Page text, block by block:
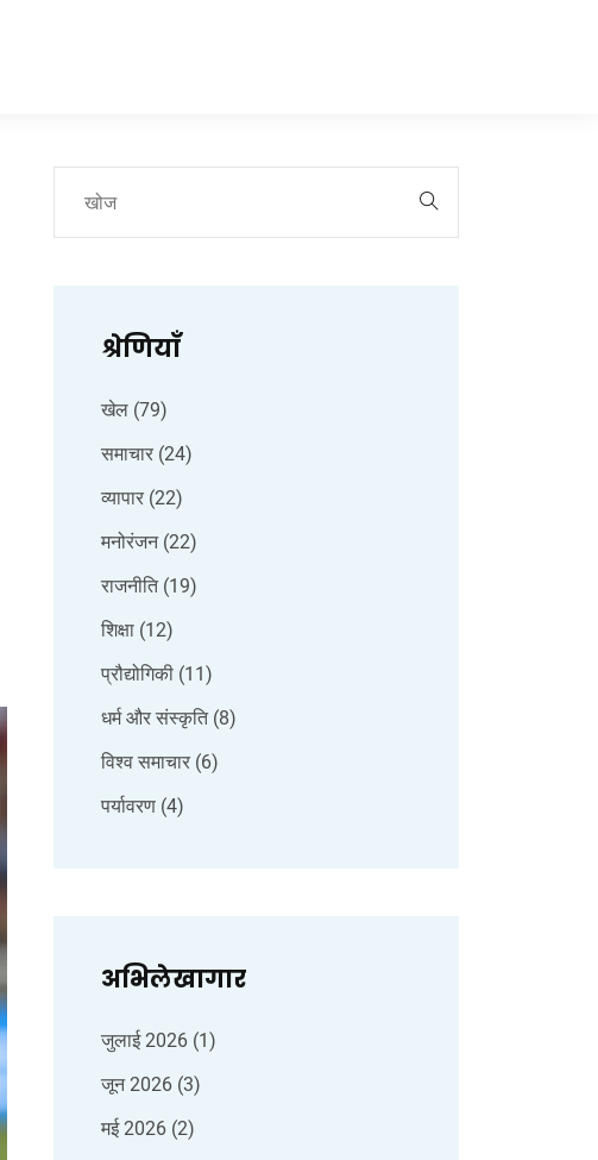
श्रेणियाँ
खेल (79)
समाचार (24)
व्यापार (22)
मनोरंजन (22)
राजनीति (19)
शिक्षा (12)
प्रौद्योगिकी (11)
धर्म और संस्कृति (8)
विश्व समाचार (6)
पर्यावरण (4)
अभिलेखागार
जुलाई 2026 (1)
जून 2026 (3)
मई 2026 (2)